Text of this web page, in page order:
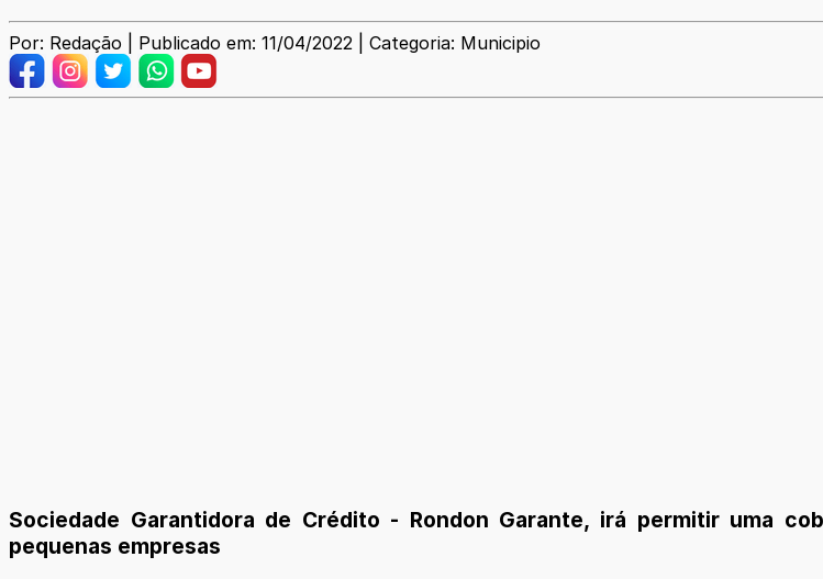
Por: Redação | Publicado em: 11/04/2022 | Categoria: Municipio
Sociedade Garantidora de Crédito - Rondon Garante, irá permitir uma
pequenas empresas